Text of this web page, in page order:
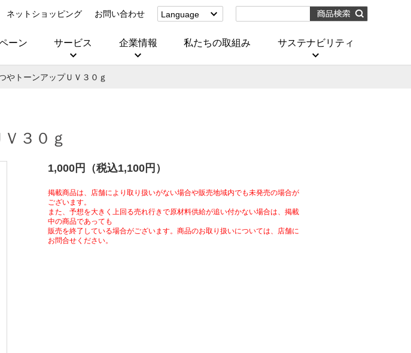
ネットショッピング お問い合わせ
Language
(Corporate)
ーン サービス 企業情報 私たちの取組み サステナビリティ
トーンアップＵＶ３０ｇ
３０ｇ
1,000円（税込1,100円）
掲載商品は、店舗により取り扱いがない場合や販売地域内でも未発売の場合が
ございます。
また、予想を大きく上回る売れ行きで原材料供給が追い付かない場合は、掲載
中の商品であっても
販売を終了している場合がございます。商品のお取り扱いについては、店舗に
お問合せください。